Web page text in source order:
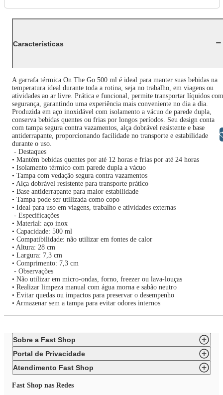
Características
A garrafa térmica On The Go 500 ml é ideal para manter suas bebidas na
temperatura ideal durante toda a rotina, seja no trabalho, em viagens ou
atividades ao ar livre. Prática e funcional, permite transportar líquidos com
segurança, garantindo uma experiência mais conveniente no dia a dia.
Produzida em aço inoxidável com isolamento a vácuo de parede dupla,
conserva bebidas quentes ou frias por longos períodos. Seu design conta
com tampa segura contra vazamentos, alça dobrável resistente e base
antiderrapante, proporcionando facilidade no transporte e estabilidade
durante o uso.
- Destaques
• Mantém bebidas quentes por até 12 horas e frias por até 24 horas
• Isolamento térmico com parede dupla a vácuo
• Tampa com vedação segura contra vazamentos
• Alça dobrável resistente para transporte prático
• Base antiderrapante para maior estabilidade
• Tampa pode ser utilizada como copo
• Ideal para uso em viagens, trabalho e atividades externas
- Especificações
• Material: aço inox
• Capacidade: 500 ml
• Compatibilidade: não utilizar em fontes de calor
• Altura: 28 cm
• Largura: 7,3 cm
• Comprimento: 7,3 cm
- Observações
• Não utilizar em micro-ondas, forno, freezer ou lava-louças
• Realizar limpeza manual com água morna e sabão neutro
• Evitar quedas ou impactos para preservar o desempenho
• Armazenar sem a tampa para evitar odores internos
Sobre a Fast Shop
Portal de Privacidade
Atendimento Fast Shop
Fast Shop nas Redes
Libras